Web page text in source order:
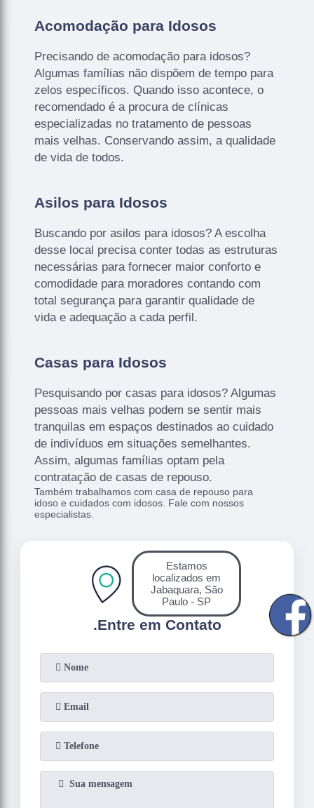
Acomodação para Idosos
Precisando de acomodação para idosos?
Algumas famílias não dispõem de tempo para
zelos específicos. Quando isso acontece, o
recomendado é a procura de clínicas
especializadas no tratamento de pessoas
mais velhas. Conservando assim, a qualidade
de vida de todos.
Asilos para Idosos
Buscando por asilos para idosos? A escolha
desse local precisa conter todas as estruturas
necessárias para fornecer maior conforto e
comodidade para moradores contando com
total segurança para garantir qualidade de
vida e adequação a cada perfil.
Casas para Idosos
Pesquisando por casas para idosos? Algumas
pessoas mais velhas podem se sentir mais
tranquilas em espaços destinados ao cuidado
de indivíduos em situações semelhantes.
Assim, algumas famílias optam pela
contratação de casas de repouso.
Também trabalhamos com casa de repouso para
idoso e cuidados com idosos. Fale com nossos
especialistas.
.Entre em Contato
Estamos
localizados em
Jabaquara, São
Paulo - SP